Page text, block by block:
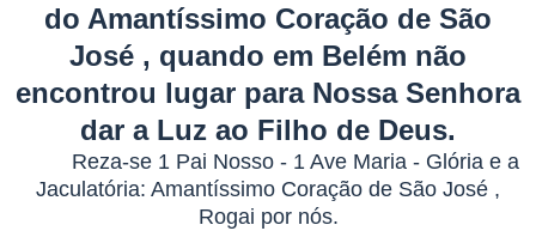
do Amantíssimo Coração de São
José , quando em Belém não
encontrou lugar para Nossa Senhora
dar a Luz ao Filho de Deus.
Reza-se 1 Pai Nosso - 1 Ave Maria - Glória e a
Jaculatória: Amantíssimo Coração de São José ,
Rogai por nós.